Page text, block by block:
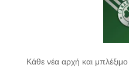
Κάθε νέα αρχή και μπλέξιμο